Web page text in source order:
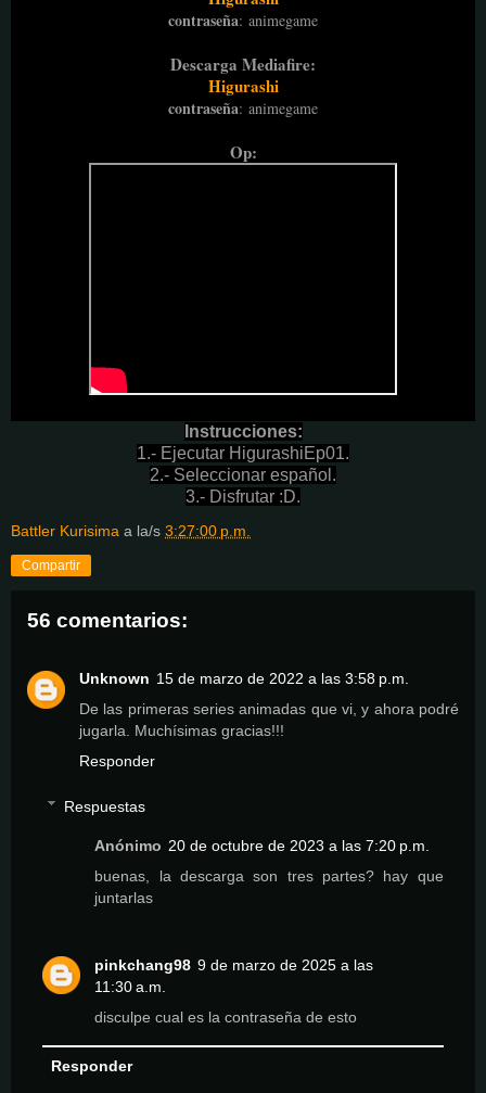
contraseña: animegame
Descarga Mediafire:
Higurashi
contraseña: animegame
Op:
Instrucciones:
1.- Ejecutar HigurashiEp01.
2.- Seleccionar español.
3.- Disfrutar :D.
Battler Kurisima a la/s 3:27:00 p.m.
Compartir
56 comentarios:
Unknown 15 de marzo de 2022 a las 3:58 p.m.
De las primeras series animadas que vi, y ahora podré
jugarla. Muchísimas gracias!!!
Responder
Respuestas
Anónimo 20 de octubre de 2023 a las 7:20 p.m.
buenas, la descarga son tres partes? hay que
juntarlas
pinkchang98 9 de marzo de 2025 a las
11:30 a.m.
disculpe cual es la contraseña de esto
Responder